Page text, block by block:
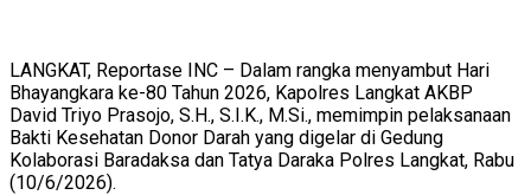
LANGKAT, Reportase INC – Dalam rangka menyambut Hari
Bhayangkara ke-80 Tahun 2026, Kapolres Langkat AKBP
David Triyo Prasojo, S.H., S.I.K., M.Si., memimpin pelaksanaan
Bakti Kesehatan Donor Darah yang digelar di Gedung
Kolaborasi Baradaksa dan Tatya Daraka Polres Langkat, Rabu
(10/6/2026).